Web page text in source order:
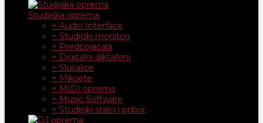
Studijska oprema
+ Audio Interface
+ Studijski monitori
+ Predpojačala
+ Digitalni diktafoni
+ Slušalice
+ Miksete
+ MIDI oprema
+ Music Software
+ Studijski stalci i pribor